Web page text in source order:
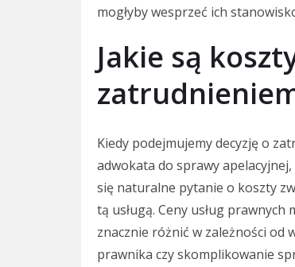
mogłyby wesprzeć ich
Jakie są
Kiedy podejmujemy decyzję o
adwokata do sprawy
się naturalne pytanie o koszty
tą usługą. Ceny usług prawnych
znacznie różnić w zależności od
prawnika czy skomplikowanie